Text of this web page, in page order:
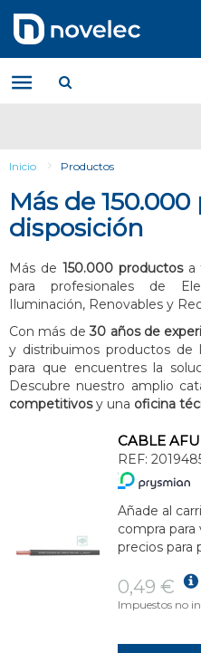
contenido
menú
de
navegación
Inicio Productos
Más de
disposición
Más de 150.000 productosa
para profesionales de
Iluminación, Renovables y
Con más de30 años de
y distribuimos productos de
para que encuentres la
Descubre nuestro amplio
competitivosy una oficina
REF:
Añade al
compra para
precios para
0,49 €
Impuestos no